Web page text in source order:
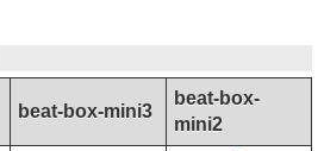
beat-box-mini3
beat-box-
mini2